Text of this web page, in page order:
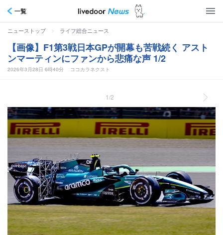
一覧
ニューストップ > ライフ総合ニュース
【画像】F1第3戦日本GPが開幕も苦戦続く アスト
ンマーティンにファンから悲痛な声 1/2
2026年3月28日 6時40分 ココカラネクスト
1/2